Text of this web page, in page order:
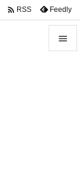

 RSS Feedly